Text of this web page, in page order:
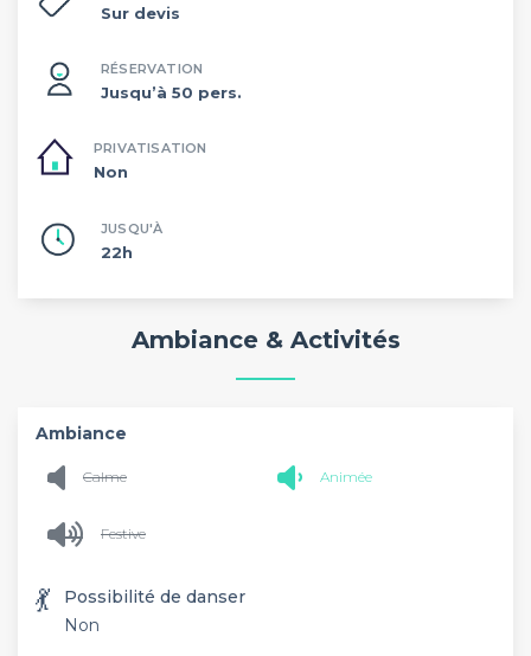
Sur devis
RÉSERVATION
Jusqu’à 50 pers.
PRIVATISATION
Non
JUSQU'À
22h
Ambiance & Activités
Ambiance
Calme Animée
Festive
💃
Possibilité de danser
Non